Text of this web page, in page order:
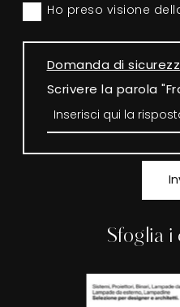
Sfoglia i
Ho preso visione
Domanda di
Scrivere la parola